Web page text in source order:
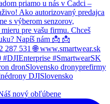
nový obľúbene